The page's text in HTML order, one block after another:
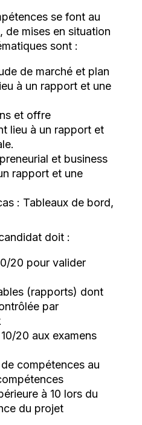
se font au
de mises en situation
sont :
de marché et plan
à un rapport et une
et offre
lieu à un rapport et
et business
rapport et une
: Tableaux de bord,
doit :
20 pour valider
(rapports) dont
par
20 aux examens
compétences au
à 10 lors du
du projet